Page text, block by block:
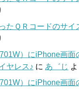
たＱＲコードのサイ
）にiPhone画面
ヤレス♪ に あ゛じ よ
）にiPhone画面